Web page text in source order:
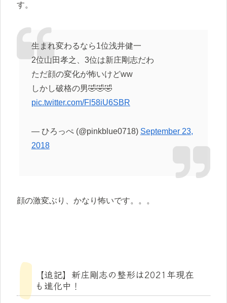
す。
生まれ変わるなら1位浅井健一
2位山田孝之、3位は新庄剛志だわ
ただ顔の変化が怖いけどww
しかし破格の男🤣🤣🤣
pic.twitter.com/Fl58iU6SBR
— ひろっぺ (@pinkblue0718) September 23,
2018
顔の激変ぶり、かなり怖いです。。。
【追記】新庄剛志の整形は2021年現在
も進化中！